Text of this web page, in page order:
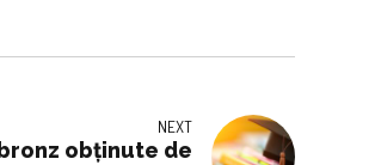
NEXT
obținute de